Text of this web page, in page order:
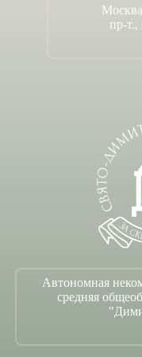
пр-т.,
Автономная
средняя